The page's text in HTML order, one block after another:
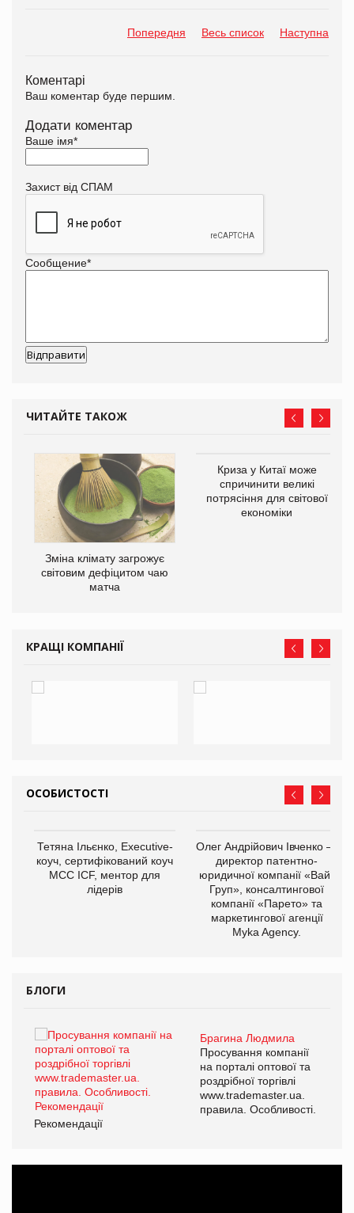
Попередня Весь список Наступна
Коментарі
Ваш коментар буде першим.
Додати коментар
Ваше імя*
Захист від СПАМ
Сообщение*
ЧИТАЙТЕ ТАКОЖ
Зміна клімату загрожує
світовим дефіцитом чаю
матча
Криза у Китаї може
спричинити великі
потрясіння для світової
економіки
КРАЩІ КОМПАНІЇ
ОСОБИСТОСТІ
Тетяна Ільєнко, Executive-
коуч, сертифікований коуч
МСС ICF, ментор для
лідерів
Олег Андрійович Івченко —
директор патентно-
юридичної компанії «Вайз
Груп», консалтингової
компанії «Парето» та
маркетингової агенції
Myka Agency.
БЛОГИ
Брагина Людмила
Просування компанії
на порталі оптової та
роздрібної торгівлі
www.trademaster.ua.
правила. Особливості.
Рекомендації